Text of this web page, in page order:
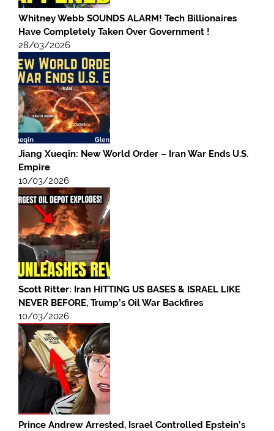
Whitney Webb SOUNDS ALARM! Tech Billionaires
Have Completely Taken Over Government !
28/03/2026
Jiang Xueqin: New World Order – Iran War Ends U.S.
Empire
10/03/2026
Scott Ritter: Iran HITTING US BASES & ISRAEL LIKE
NEVER BEFORE, Trump’s Oil War Backfires
10/03/2026
Prince Andrew Arrested, Israel Controlled Epstein’s